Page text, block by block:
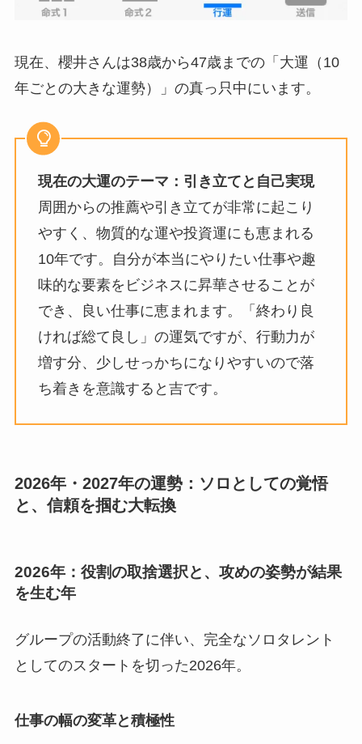
現在、櫻井さんは38歳から47歳までの「大運（10
年ごとの大きな運勢）」の真っ只中にいます。
現在の大運のテーマ：引き立てと自己実現
周囲からの推薦や引き立てが非常に起こり
やすく、物質的な運や投資運にも恵まれる
10年です。自分が本当にやりたい仕事や趣
味的な要素をビジネスに昇華させることが
でき、良い仕事に恵まれます。「終わり良
ければ総て良し」の運気ですが、行動力が
増す分、少しせっかちになりやすいので落
ち着きを意識すると吉です。
2026年・2027年の運勢：ソロとしての覚悟
と、信頼を掴む大転換
2026年：役割の取捨選択と、攻めの姿勢が結果
を生む年
グループの活動終了に伴い、完全なソロタレント
としてのスタートを切った2026年。
仕事の幅の変革と積極性